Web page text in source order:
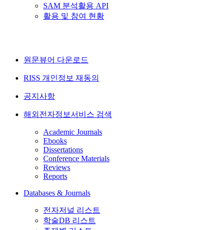
SAM 분석활용 API
활용 및 참여 현황
원문뷰어 다운로드
RISS 개인정보 재동의
공지사항
해외전자정보서비스 검색
Academic Journals
Ebooks
Dissertations
Conference Materials
Reviews
Reports
Databases & Journals
전자저널 리스트
학술DB 리스트